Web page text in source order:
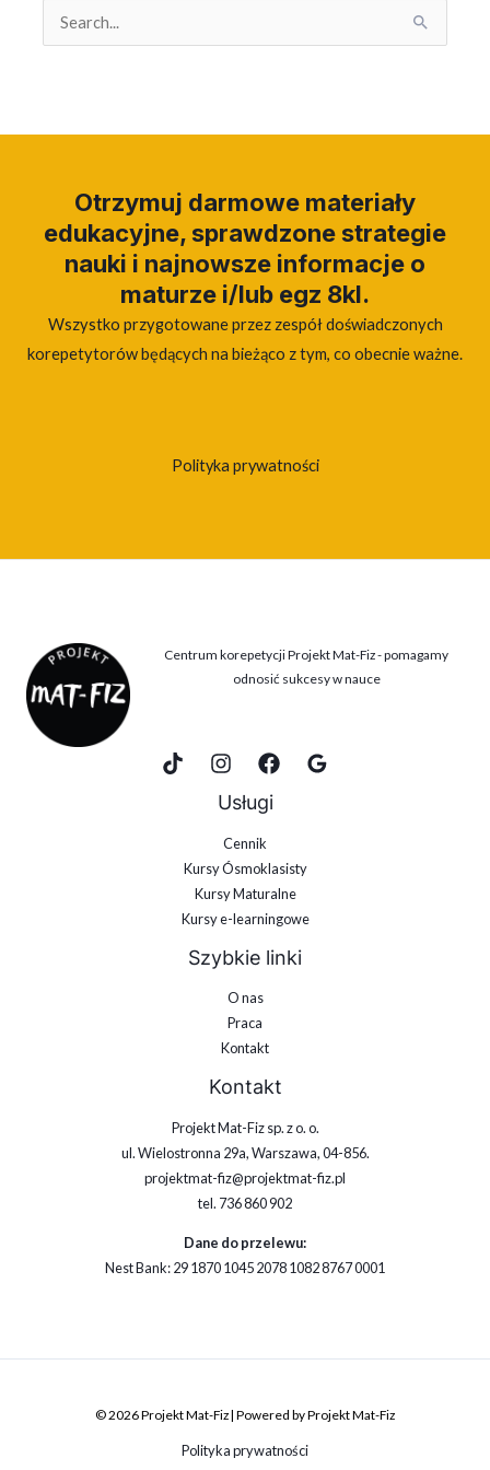
Search
Otrzymuj darmowe materiały
edukacyjne, sprawdzone strategie
nauki i najnowsze informacje o
maturze i/lub egz 8kl.
Wszystko przygotowane przez zespół doświadczonych
korepetytorów będących na bieżąco z tym, co obecnie ważne.
Polityka prywatności
Centrum korepetycji Projekt Mat-Fiz - pomagamy
odnosić sukcesy w nauce
Usługi
Cennik
Kursy Ósmoklasisty
Kursy Maturalne
Kursy e-learningowe
Szybkie linki
O nas
Praca
Kontakt
Kontakt
Projekt Mat-Fiz sp. z o. o.
ul. Wielostronna 29a, Warszawa, 04-856.
projektmat-fiz@projektmat-fiz.pl
tel. 736 860 902
Dane do przelewu:
Nest Bank: 29 1870 1045 2078 1082 8767 0001
© 2026 Projekt Mat-Fiz | Powered by Projekt Mat-Fiz
Polityka prywatności